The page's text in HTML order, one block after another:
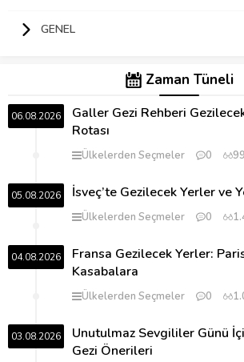
GENEL
Zaman Tüneli
06.08.2026
Galler Gezi Rehberi
Rotası
Ülkelerden Seçmeler 0
05.08.2026 İsveç’te Gezilecek Yerler ve
Ülkelerden Seçmeler 0
04.08.2026
Fransa Gezilecek Yerler:
Kasabalara
Ülkelerden Seçmeler 0
03.08.2026
Unutulmaz Sevgililer Günü
Gezi Önerileri